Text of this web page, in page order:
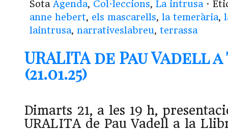
Sota Agenda, Col·leccions, La intrusa ·
anne hebert, els mascarells, la temerària,
laintrusa, narrativeslabreu, terrassa
URALITA de Pau Vadell
(21.01.25)
Dimarts 21, a les 19 h,
URALITA de Pau Vadell a la